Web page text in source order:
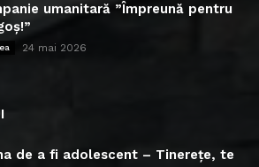
umanitară ”Împreună pentru
24 mai 2026
de a fi adolescent – Tinerețe, te